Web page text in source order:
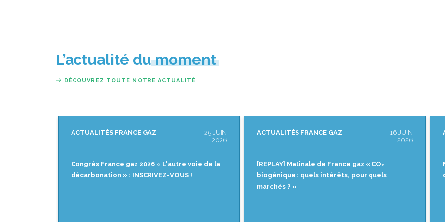
L’actualité du moment
DÉCOUVREZ TOUTE NOTRE ACTUALITÉ
25 JUIN
gaz 2026 « L'autre voie de la
» : INSCRIVEZ-VOUS !
ACTUALITÉS FRANCE GAZ
16 JUIN
[REPLAY] Matinale de France gaz « CO₂
biogénique : quels intérêts, pour quels
ACTUALITÉS FRANCE GAZ
Matinale de France gaz « CO₂
quels intérêts, pour quels